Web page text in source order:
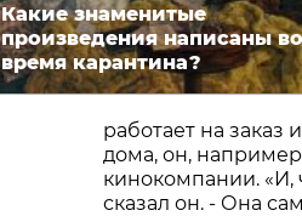
Какие знаменитые
произведения написаны во
время карантина?
работает на заказ
дома, он,
кинокомпании. «И,
сказал он. - Она